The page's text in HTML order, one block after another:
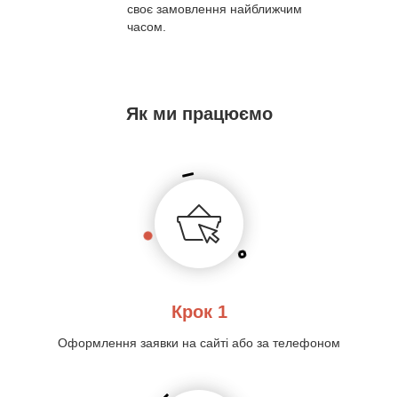
своє замовлення найближчим
часом.
Як ми працюємо
Крок 1
Оформлення заявки на сайті або за телефоном